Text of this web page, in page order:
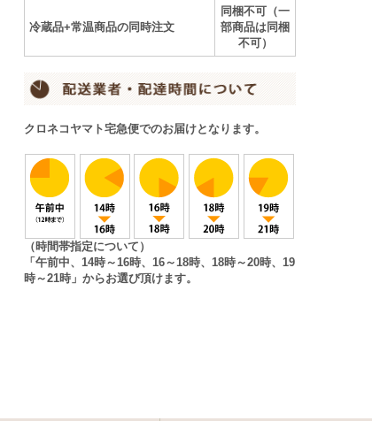
冷蔵品+常温商品の同時注文
同梱不可（一
部商品は同梱
不可）
クロネコヤマト宅急便でのお届けとなります。
（時間帯指定について）
「午前中、14時～16時、16～18時、18時～20時、19
時～21時」からお選び頂けます。